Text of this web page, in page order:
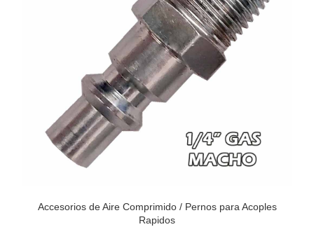
Accesorios de Aire Comprimido/ Pernos para Acoples
Rapidos